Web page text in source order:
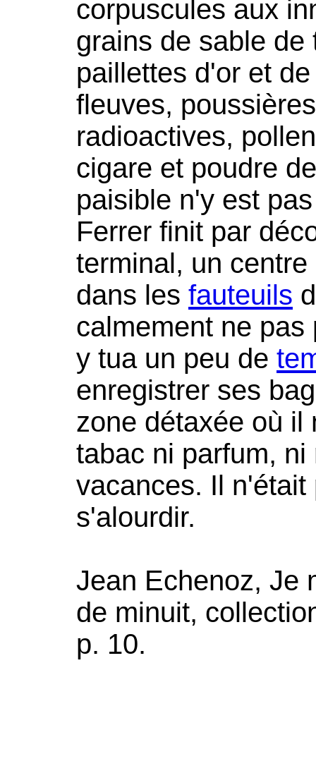
corpuscules aux
grains de sable de
paillettes d'or et
fleuves,
radioactives,
cigare et poudre
paisible n'y est
Ferrer finit par
terminal, un
dans les fauteuils
calmement ne
y tua un peu de
enregistrer ses
zone détaxée où il
tabac ni parfum,
vacances. Il
s'alourdir.
Jean Echenoz, Je
de minuit,
p. 10.